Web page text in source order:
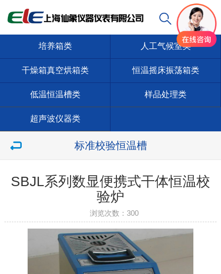
培养箱类 人工气候室类
干燥箱真空烘箱类 恒温摇床振荡箱类
低温恒温槽类 样品处理类
超声波仪器类
标准校验恒温槽
SBJL系列数显便携式干体恒温校
验炉
浏览次数： 300